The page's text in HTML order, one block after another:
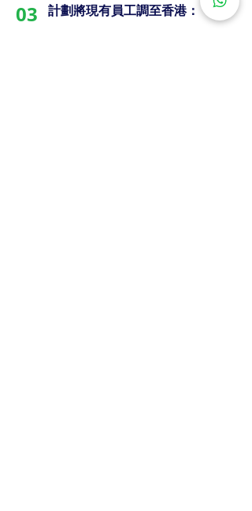
03 計劃將現有員工調至香港：